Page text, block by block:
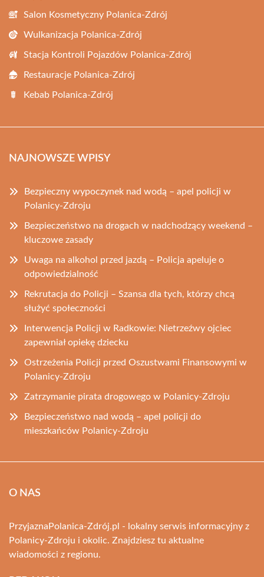
Salon Kosmetyczny Polanica-Zdrój
Wulkanizacja Polanica-Zdrój
Stacja Kontroli Pojazdów Polanica-Zdrój
Restauracje Polanica-Zdrój
Kebab Polanica-Zdrój
NAJNOWSZE WPISY
Bezpieczny wypoczynek nad wodą – apel policji w
Polanicy-Zdroju
Bezpieczeństwo na drogach w nadchodzący weekend –
kluczowe zasady
Uwaga na alkohol przed jazdą – Policja apeluje o
odpowiedzialność
Rekrutacja do Policji – Szansa dla tych, którzy chcą
służyć społeczności
Interwencja Policji w Radkowie: Nietrzeźwy ojciec
zapewniał opiekę dziecku
Ostrzeżenia Policji przed Oszustwami Finansowymi w
Polanicy-Zdroju
Zatrzymanie pirata drogowego w Polanicy-Zdroju
Bezpieczeństwo nad wodą – apel policji do
mieszkańców Polanicy-Zdroju
O NAS
PrzyjaznaPolanica-Zdrój.pl - lokalny serwis informacyjny z
Polanicy-Zdroju i okolic. Znajdziesz tu aktualne
wiadomości z regionu.